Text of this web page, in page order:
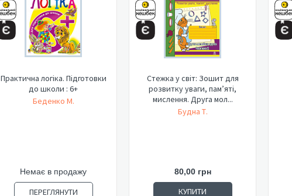
Практична логіка. Підготовки
до школи : 6+
Беденко М.
Немає в продажу
ПЕРЕГЛЯНУТИ
Стежка у світ: Зошит для
розвитку уваги, пам’яті,
мислення. Друга мол...
Будна Т.
80,00 грн
КУПИТИ